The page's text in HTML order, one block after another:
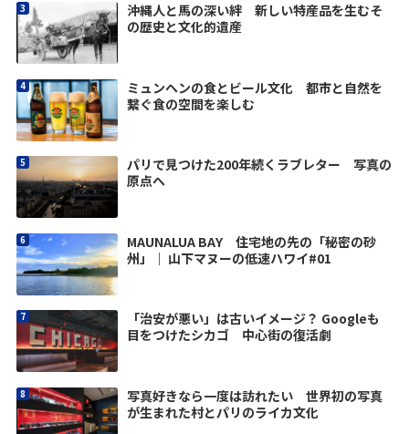
沖縄人と馬の深い絆 新しい特産品を生むそ
の歴史と文化的遺産
ミュンヘンの食とビール文化 都市と自然を
繋ぐ食の空間を楽しむ
パリで見つけた200年続くラブレター 写真の
原点へ
MAUNALUA BAY 住宅地の先の「秘密の砂
州」｜ 山下マヌーの低速ハワイ#01
「治安が悪い」は古いイメージ？ Googleも
目をつけたシカゴ 中心街の復活劇
写真好きなら一度は訪れたい 世界初の写真
が生まれた村とパリのライカ文化